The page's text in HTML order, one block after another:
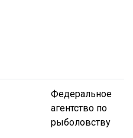
Федеральное
агентство по
рыболовству